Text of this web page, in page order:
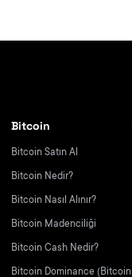
Bitcoin
Bitcoin Satın Al
Bitcoin Nedir?
Bitcoin Nasıl Alınır?
Bitcoin Madenciliği
Bitcoin Cash Nedir?
Bitcoin Dominance (Bitcoin